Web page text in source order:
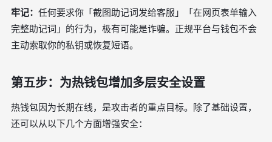
牢记： 任何要求你「截图助记词发给客服」「在网页表单输入
完整助记词」的行为，极有可能是诈骗。正规平台与钱包不会
主动索取你的私钥或恢复短语。
第五步：为热钱包增加多层安全设置
热钱包因为长期在线，是攻击者的重点目标。除了基础设置，
还可以从以下几个方面增强安全：